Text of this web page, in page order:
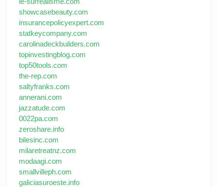
showcasebeauty.com
insurancepolicyexpert.com
statkeycompany.com
carolinadeckbuilders.com
topinvestingblog.com
top50tools.com
the-rep.com
saltyfranks.com
annerani.com
jazzatude.com
0022pa.com
zeroshare.info
bilesinc.com
milaretreatnz.com
modaagi.com
smallvilleph.com
galiciasuroeste.info